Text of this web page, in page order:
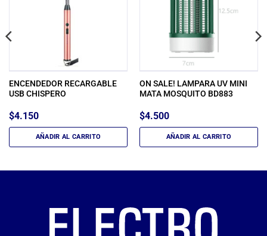
ENCENDEDOR RECARGABLE
USB CHISPERO
$4.150
AÑADIR AL CARRITO
ON SALE! LAMPARA UV MINI
MATA MOSQUITO BD883
$4.500
AÑADIR AL CARRITO